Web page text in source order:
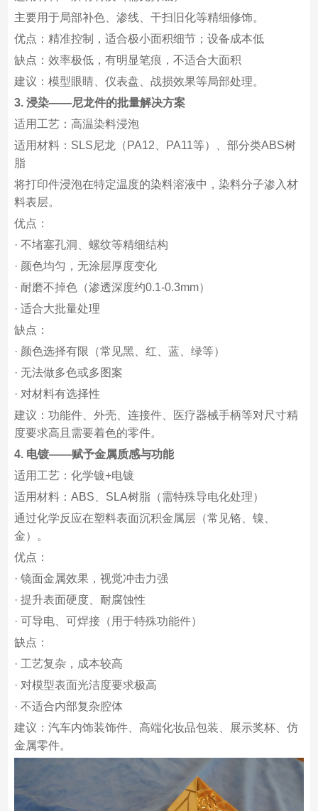
主要用于局部补色、渗线、干扫旧化等精细修饰。
优点：精准控制，适合极小面积细节；设备成本低
缺点：效率极低，有明显笔痕，不适合大面积
建议：模型眼睛、仪表盘、战损效果等局部处理。
3. 浸染——尼龙件的批量解决方案
适用工艺：高温染料浸泡
适用材料：SLS尼龙（PA12、PA11等）、部分类ABS树
脂
将打印件浸泡在特定温度的染料溶液中，染料分子渗入材
料表层。
优点：
· 不堵塞孔洞、螺纹等精细结构
· 颜色均匀，无涂层厚度变化
· 耐磨不掉色（渗透深度约0.1-0.3mm）
· 适合大批量处理
缺点：
· 颜色选择有限（常见黑、红、蓝、绿等）
· 无法做多色或多图案
· 对材料有选择性
建议：功能件、外壳、连接件、医疗器械手柄等对尺寸精
度要求高且需要着色的零件。
4. 电镀——赋予金属质感与功能
适用工艺：化学镀+电镀
适用材料：ABS、SLA树脂（需特殊导电化处理）
通过化学反应在塑料表面沉积金属层（常见铬、镍、
金）。
优点：
· 镜面金属效果，视觉冲击力强
· 提升表面硬度、耐腐蚀性
· 可导电、可焊接（用于特殊功能件）
缺点：
· 工艺复杂，成本较高
· 对模型表面光洁度要求极高
· 不适合内部复杂腔体
建议：汽车内饰装饰件、高端化妆品包装、展示奖杯、仿
金属零件。